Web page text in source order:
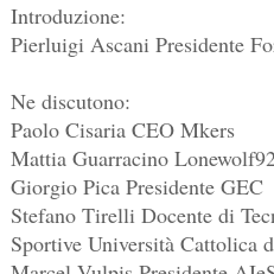
Introduzione:
Pierluigi Ascani Presidente
Ne discutono:
Paolo Cisaria CEO Mkers
Mattia Guarracino
Giorgio Pica Presidente GEC
Stefano Tirelli Docente di
Sportive Università Cattolica